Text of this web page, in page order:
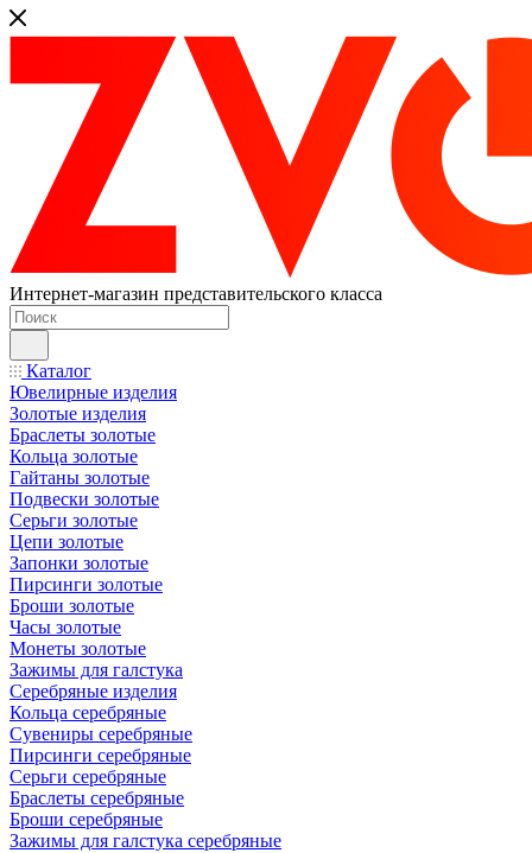
Интернет-магазин представительского класса
Каталог
Ювелирные изделия
Золотые изделия
Браслеты золотые
Кольца золотые
Гайтаны золотые
Подвески золотые
Серьги золотые
Цепи золотые
Запонки золотые
Пирсинги золотые
Броши золотые
Часы золотые
Монеты золотые
Зажимы для галстука
Серебряные изделия
Кольца серебряные
Сувениры серебряные
Пирсинги серебряные
Серьги серебряные
Браслеты серебряные
Броши серебряные
Зажимы для галстука серебряные